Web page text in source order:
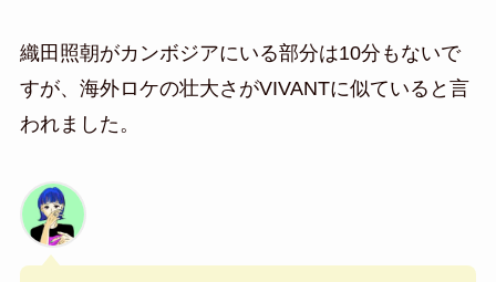
織田照朝がカンボジアにいる部分は10分もないで
すが、海外ロケの壮大さがVIVANTに似ていると言
われました。